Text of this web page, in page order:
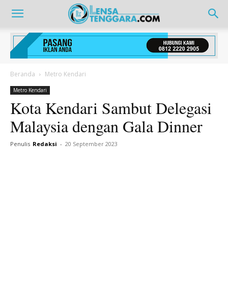
Beranda Metro Kendari
Metro Kendari
Kota Kendari Sambut Delegasi
Malaysia dengan Gala Dinner
Penulis Redaksi - 20 September 2023